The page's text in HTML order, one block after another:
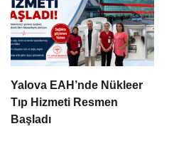
Yalova EAH’nde Nükleer
Tıp Hizmeti Resmen
Başladı